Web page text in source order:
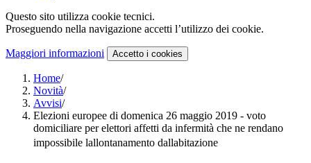
Questo sito utilizza cookie tecnici.
Proseguendo nella navigazione accetti l’utilizzo dei cookie.
Maggiori informazioni Accetto i cookies
Home/
Novità/
Avvisi/
Elezioni europee di domenica 26 maggio 2019 - voto
domiciliare per elettori affetti da infermità che ne rendano
impossibile lallontanamento dallabitazione